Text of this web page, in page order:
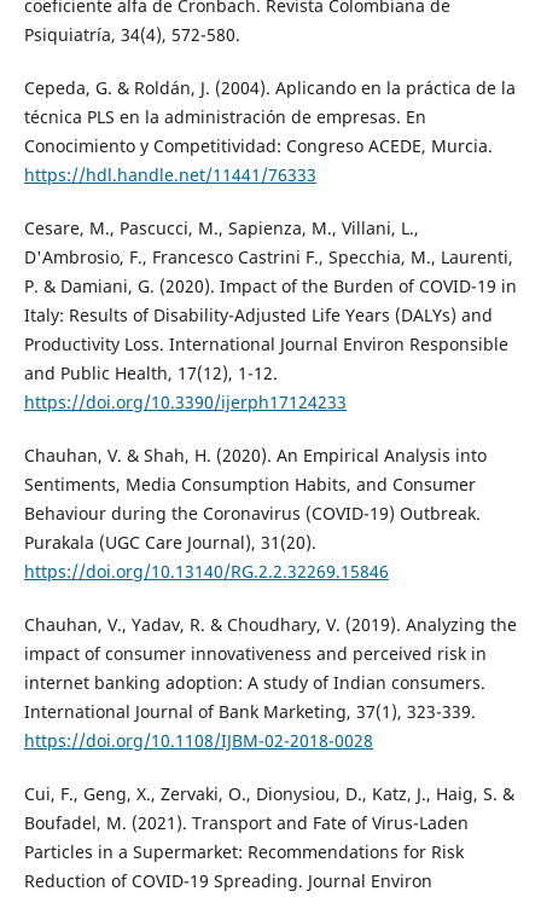
coeficiente alfa de Cronbach. Revista Colombiana de
Psiquiatría, 34(4), 572-580.
Cepeda, G. & Roldán, J. (2004). Aplicando en la práctica de la
técnica PLS en la administración de empresas. En
Conocimiento y Competitividad: Congreso ACEDE, Murcia.
https://hdl.handle.net/11441/76333
Cesare, M., Pascucci, M., Sapienza, M., Villani, L.,
D'Ambrosio, F., Francesco Castrini F., Specchia, M., Laurenti,
P. & Damiani, G. (2020). Impact of the Burden of COVID-19 in
Italy: Results of Disability-Adjusted Life Years (DALYs) and
Productivity Loss. International Journal Environ Responsible
and Public Health, 17(12), 1-12.
https://doi.org/10.3390/ijerph17124233
Chauhan, V. & Shah, H. (2020). An Empirical Analysis into
Sentiments, Media Consumption Habits, and Consumer
Behaviour during the Coronavirus (COVID-19) Outbreak.
Purakala (UGC Care Journal), 31(20).
https://doi.org/10.13140/RG.2.2.32269.15846
Chauhan, V., Yadav, R. & Choudhary, V. (2019). Analyzing the
impact of consumer innovativeness and perceived risk in
internet banking adoption: A study of Indian consumers.
International Journal of Bank Marketing, 37(1), 323-339.
https://doi.org/10.1108/IJBM-02-2018-0028
Cui, F., Geng, X., Zervaki, O., Dionysiou, D., Katz, J., Haig, S. &
Boufadel, M. (2021). Transport and Fate of Virus-Laden
Particles in a Supermarket: Recommendations for Risk
Reduction of COVID-19 Spreading. Journal Environ